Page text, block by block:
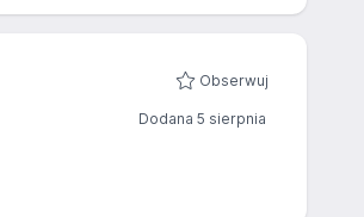
Obserwuj
Dodana 5 sierpnia